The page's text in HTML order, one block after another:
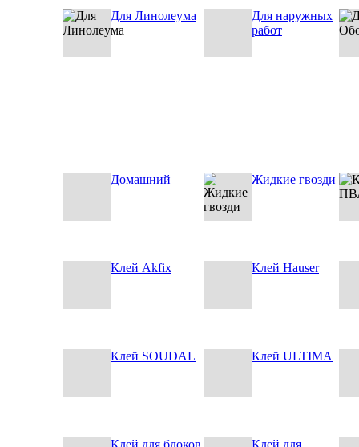
Для Линолеума
Для наружных
работ
Домашний Жидкие гвозди
Клей Akfix Клей Hauser
Клей SOUDAL Клей ULTIMA
Клей для блоков Клей для